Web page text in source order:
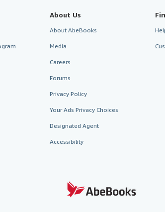
About Us
About AbeBooks
Media
Careers
Forums
Privacy Policy
Your Ads Privacy Choices
Designated Agent
Accessibility